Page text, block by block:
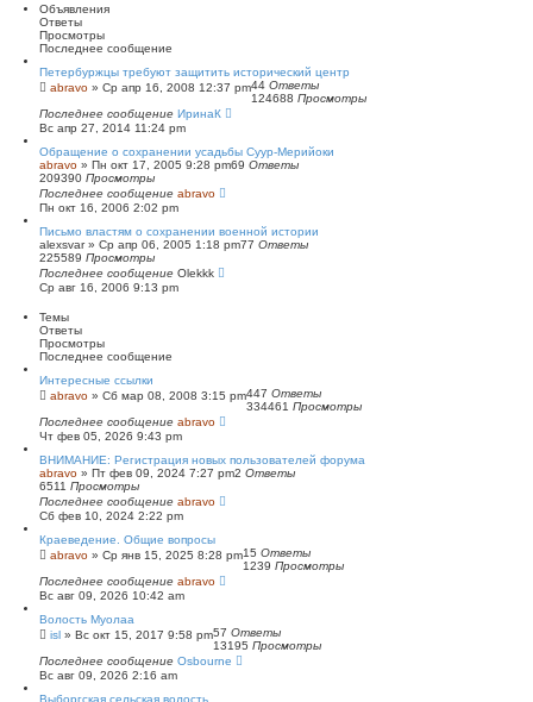
с
е
д
е
м
с
о
б
щ
е
н
и
н
ы
й
о
и
к
Объявления
Ответы
Просмотры
Последнее сообщение
Петербуржцы требуют защитить исторический центр
abravo » Ср апр 16, 2008 12:37 pm44 Ответы
124688 Просмотры
Последнее сообщение ИринаК
Вс апр 27, 2014 11:24 pm
Обращение о сохранении усадьбы Суур-Мерийоки
abravo » Пн окт 17, 2005 9:28 pm69 Ответы
209390 Просмотры
Последнее сообщение abravo
Пн окт 16, 2006 2:02 pm
Письмо властям о сохранении военной истории
alexsvar» Ср апр 06, 2005 1:18 pm77 Ответы
225589 Просмотры
Последнее сообщение Olekkk
Ср авг 16, 2006 9:13 pm
Темы
Ответы
Просмотры
Последнее сообщение
Интересные ссылки
abravo » Сб мар 08, 2008 3:15 pm447 Ответы
334461 Просмотры
Последнее сообщение abravo
Чт фев 05, 2026 9:43 pm
ВНИМАНИЕ: Регистрация новых пользователей форума
abravo » Пт фев 09, 2024 7:27 pm2 Ответы
6511 Просмотры
Последнее сообщение abravo
Сб фев 10, 2024 2:22 pm
Краеведение. Общие вопросы
abravo » Ср янв 15, 2025 8:28 pm15 Ответы
1239 Просмотры
Последнее сообщение abravo
Вс авг 09, 2026 10:42 am
Волость Муолаа
isl » Вс окт 15, 2017 9:58 pm57 Ответы
13195 Просмотры
Последнее сообщение Osbourne
Вс авг 09, 2026 2:16 am
Выборгская сельская волость